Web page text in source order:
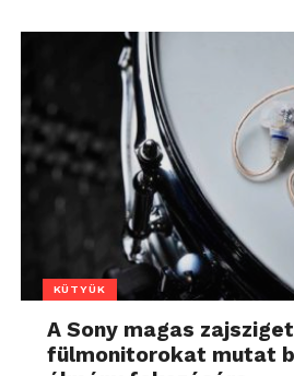
KÜTYÜK
A Sony magas
fülmonitorokat mutat